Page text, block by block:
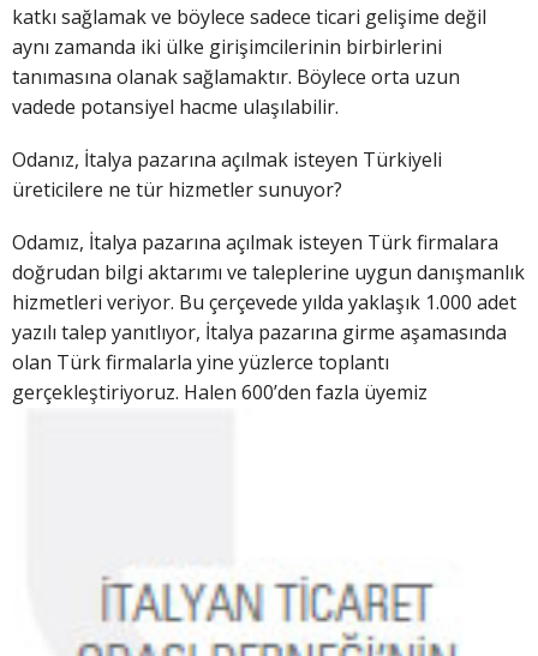
katkı sağlamak ve böylece sadece ticari gelişime değil
aynı zamanda iki ülke girişimcilerinin birbirlerini
tanımasına olanak sağlamaktır. Böylece orta uzun
vadede potansiyel hacme ulaşılabilir.
Odanız, İtalya pazarına açılmak isteyen Türkiyeli
üreticilere ne tür hizmetler sunuyor?
Odamız, İtalya pazarına açılmak isteyen Türk firmalara
doğrudan bilgi aktarımı ve taleplerine uygun danışmanlık
hizmetleri veriyor. Bu çerçevede yılda yaklaşık 1.000 adet
yazılı talep yanıtlıyor, İtalya pazarına girme aşamasında
olan Türk firmalarla yine yüzlerce toplantı
gerçekleştiriyoruz. Halen 600’den fazla üyemiz